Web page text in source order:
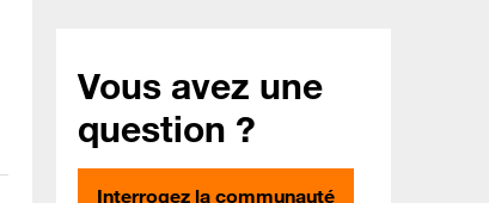
Vous avez une
question ?
Interrogez la communauté